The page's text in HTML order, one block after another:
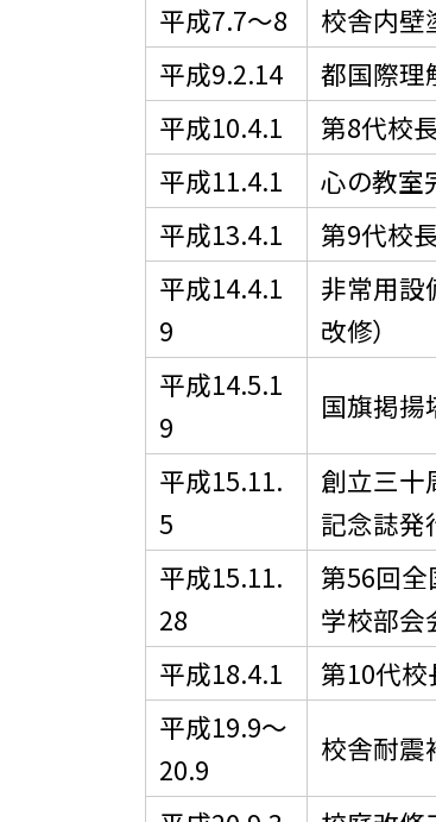
平成7.7〜8
校舎内壁
平成9.2.14
都国際理
平成10.4.1
第8代
平成11.4.1
心の教室
平成13.4.1
第9代
平成14.4.1
9
非常用設
改修）
平成14.5.1
9
国旗掲揚
平成15.11.
5
創立三十
記念誌発
平成15.11.
28
第56回全
学校部会
平成18.4.1
第10代
平成19.9〜
20.9
校舎耐震